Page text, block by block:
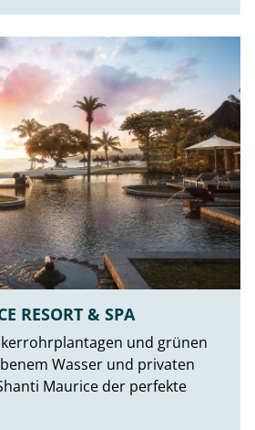
RESORT & SPA
und grünen
Wasser und privaten
Maurice der perfekte